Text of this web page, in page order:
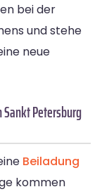
bei der
und stehe
neue
Petersburg
Beiladung
kommen